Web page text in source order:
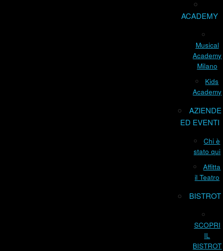
ACADEMY
Musical
Academy
Milano
Kids
Academy
AZIENDE
ED EVENTI
Chi è
stato qui
Affitta
il Teatro
BISTROT
SCOPRI
IL
BISTROT